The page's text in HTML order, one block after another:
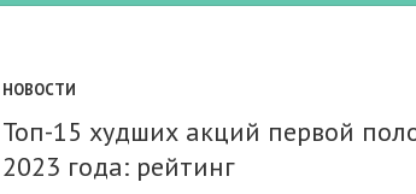
НОВОСТИ
Топ-15 худших акций первой
2023 года: рейтинг